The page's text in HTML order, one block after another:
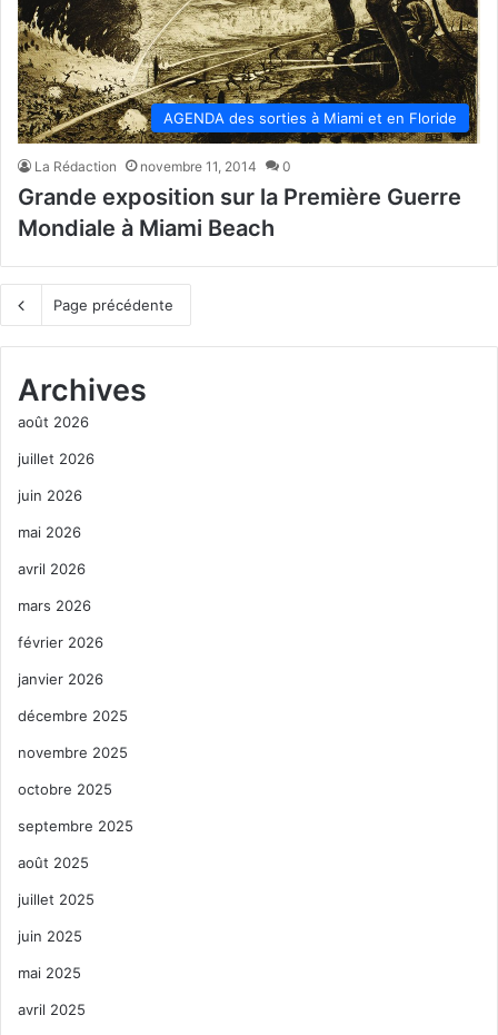
AGENDA des sorties à Miami et en Floride
La Rédaction novembre 11, 2014 0
Grande exposition sur la Première Guerre
Mondiale à Miami Beach
Page précédente
Archives
août 2026
juillet 2026
juin 2026
mai 2026
avril 2026
mars 2026
février 2026
janvier 2026
décembre 2025
novembre 2025
octobre 2025
septembre 2025
août 2025
juillet 2025
juin 2025
mai 2025
avril 2025